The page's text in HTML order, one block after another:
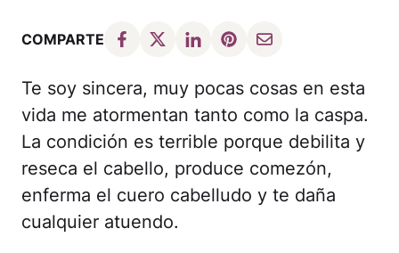
COMPARTE
Te soy sincera, muy pocas cosas en esta
vida me atormentan tanto como la caspa.
La condición es terrible porque debilita y
reseca el cabello, produce comezón,
enferma el cuero cabelludo y te daña
cualquier atuendo.